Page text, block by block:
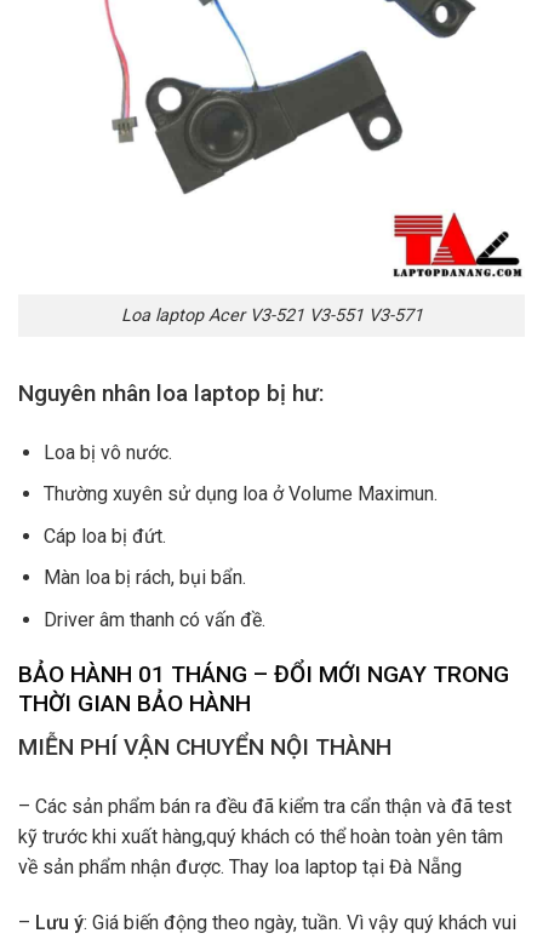
Loa laptop Acer V3-521 V3-551 V3-571
Nguyên nhân loa laptop bị hư:
Loa bị vô nước.
Thường xuyên sử dụng loa ở Volume Maximun.
Cáp loa bị đứt.
Màn loa bị rách, bụi bẩn.
Driver âm thanh có vấn đề.
BẢO HÀNH 01 THÁNG – ĐỔI MỚI NGAY TRONG
THỜI GIAN BẢO HÀNH
MIỄN PHÍ VẬN CHUYỂN NỘI THÀNH
– Các sản phẩm bán ra đều đã kiểm tra cẩn thận và đã test
kỹ trước khi xuất hàng,quý khách có thể hoàn toàn yên tâm
về sản phẩm nhận được. Thay loa laptop tại Đà Nẵng
– Lưu ý: Giá biến động theo ngày, tuần. Vì vậy quý khách vui